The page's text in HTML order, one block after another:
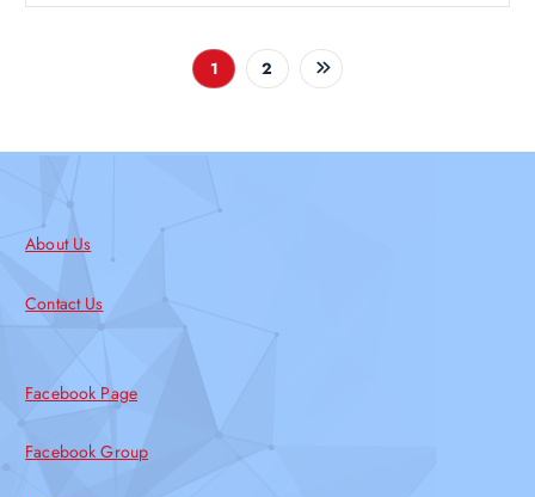
1 2
About Us
Contact Us
Facebook Page
Facebook Group